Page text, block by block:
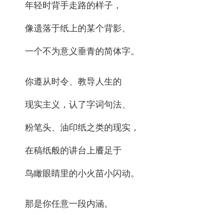
年轻时背手走路的样子，
像遗落于纸上的某个背影、
一个不为意义垂青的简体字。
你遵从时令、教导人生的
现实主义，认了字词句法、
粉笔头、油印纸之类的现实，
在稿纸般的讲台上餍足于
鸟瞰眼睛里的小火苗小闪动。
那是你任意一段内涵。